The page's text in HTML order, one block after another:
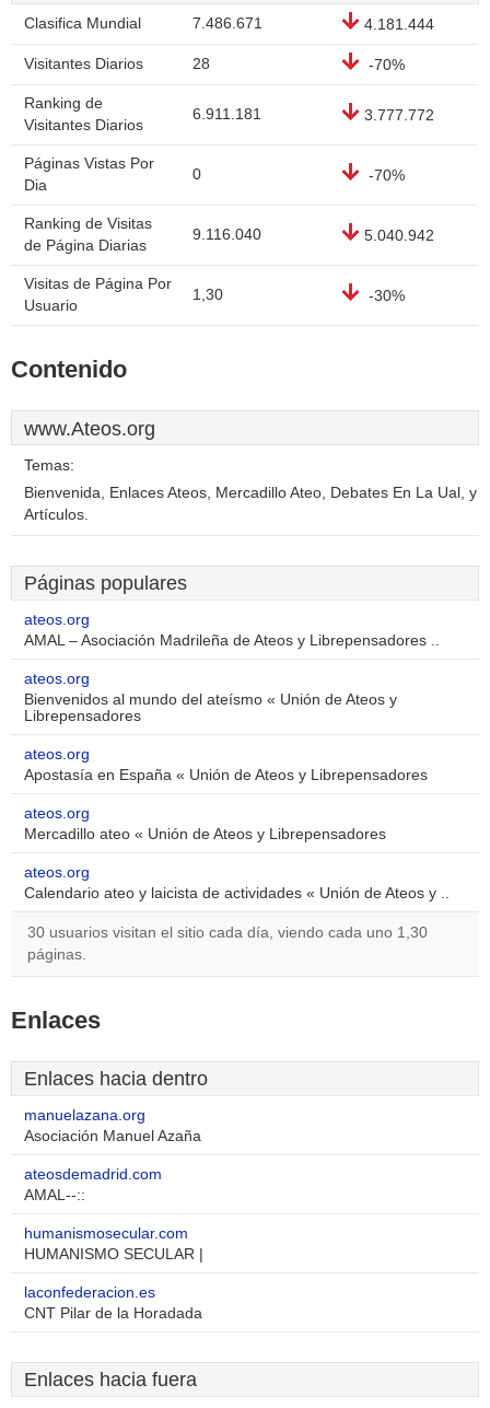
Clasifica Mundial 7.486.671 4.181.444
Visitantes Diarios 28 -70%
Ranking de
Visitantes Diarios
6.911.181 3.777.772
Páginas Vistas Por
Dia
0 -70%
Ranking de Visitas
de Página Diarias
9.116.040 5.040.942
Visitas de Página Por
Usuario
1,30 -30%
Contenido
www.Ateos.org
Temas:
Bienvenida, Enlaces Ateos, Mercadillo Ateo, Debates En La Ual, y
Artículos.
Páginas populares
ateos.org
AMAL – Asociación Madrileña de Ateos y Librepensadores ..
ateos.org
Bienvenidos al mundo del ateísmo « Unión de Ateos y
Librepensadores
ateos.org
Apostasía en España « Unión de Ateos y Librepensadores
ateos.org
Mercadillo ateo « Unión de Ateos y Librepensadores
ateos.org
Calendario ateo y laicista de actividades « Unión de Ateos y ..
30 usuarios visitan el sitio cada día, viendo cada uno 1,30
páginas.
Enlaces
Enlaces hacia dentro
manuelazana.org
Asociación Manuel Azaña
ateosdemadrid.com
AMAL--::
humanismosecular.com
HUMANISMO SECULAR |
laconfederacion.es
CNT Pilar de la Horadada
Enlaces hacia fuera